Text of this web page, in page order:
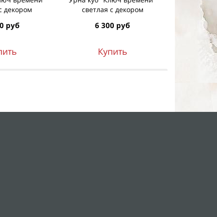
декором
руб
светлая с декором
6 300 руб
Купить
6